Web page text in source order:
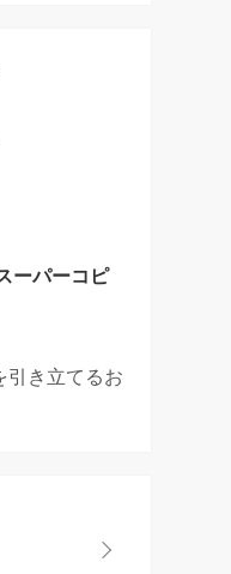
ーパーコピ
引き立てるお